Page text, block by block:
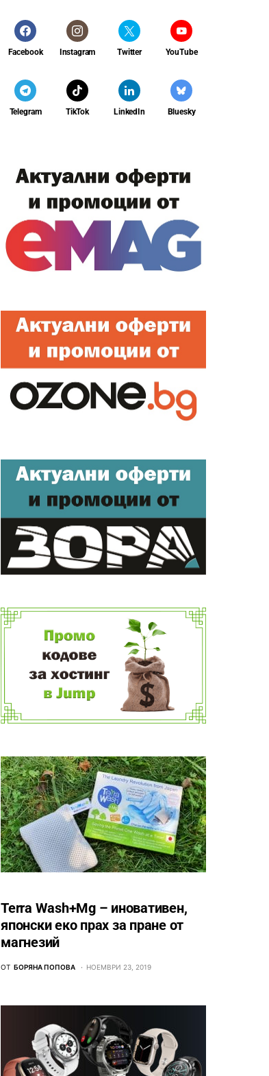
Facebook Instagram Twitter YouTube
Telegram TikTok LinkedIn Bluesky
Terra Wash+Mg – иновативен,
японски еко прах за пране от
магнезий
ОТ БОРЯНА ПОПОВА НОЕМВРИ 23, 2019